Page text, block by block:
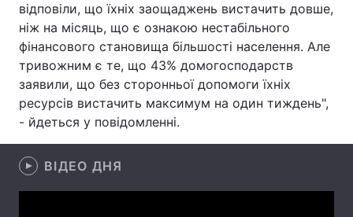
Здоров'я
Цікавинки Погода
Екологія Регіони
Лонгріди
Відео з Youtube
відповіли, що їхніх заощаджень вистачить довше,
ніж на місяць, що є ознакою нестабільного
фінансового становища більшості населення. Але
тривожним є те, що 43% домогосподарств
заявили, що без сторонньої допомоги їхніх
ресурсів вистачить максимум на один тиждень",
- йдеться у повідомленні.
ВІДЕО ДНЯ